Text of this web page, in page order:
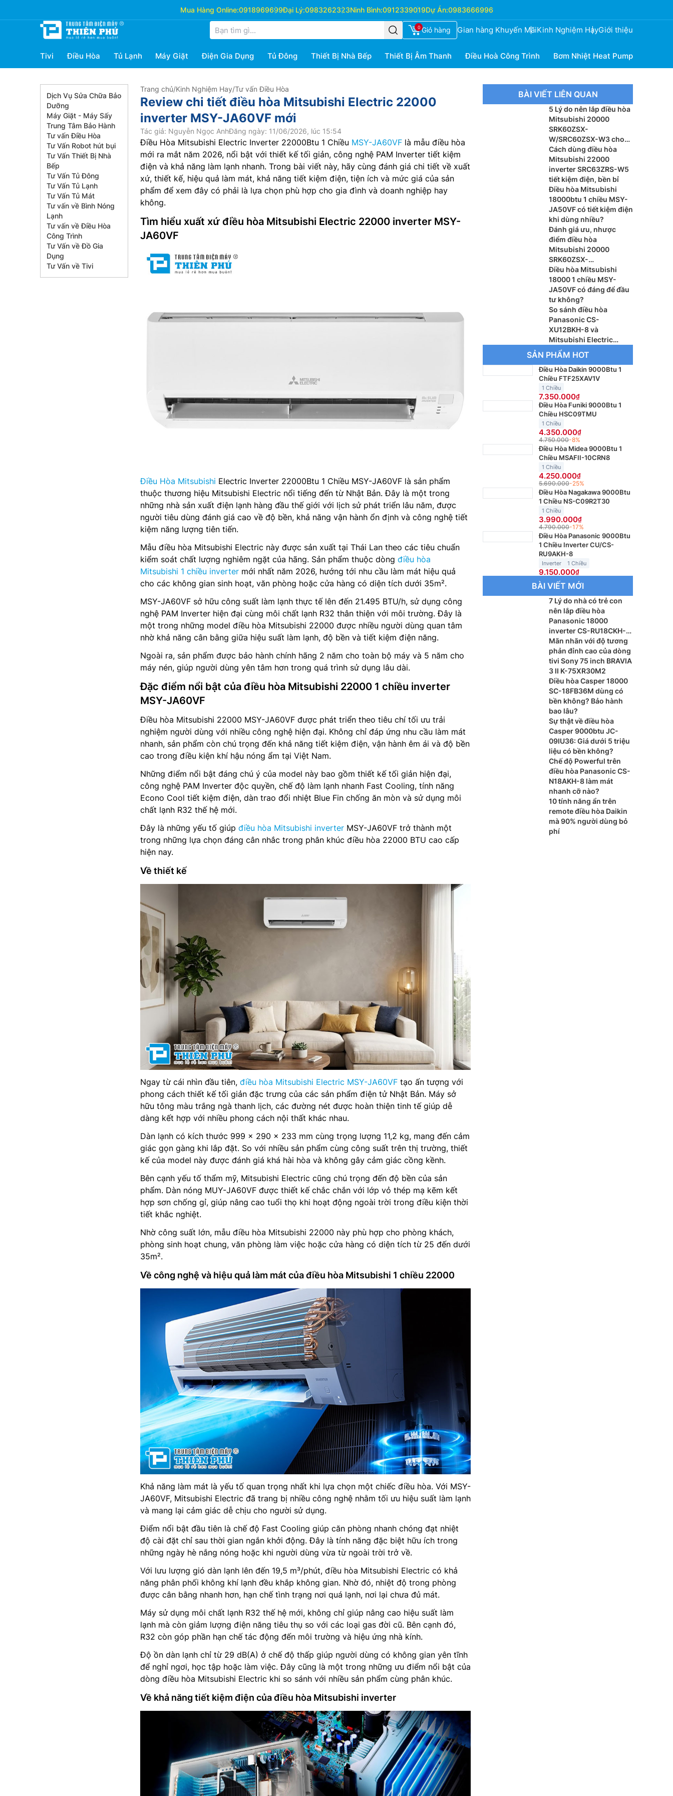
Mua Hàng Online:0918969699Đại Lý:0983262323Ninh Bình:0912339019Dự Án:0983666996
0 Giỏ hàng Gian hàng Khuyến MãiKinh Nghiệm HayGiới thiệu
Tivi Điều Hòa Tủ Lạnh Máy Giặt Điện Gia Dụng Tủ Đông Thiết Bị Nhà Bếp Thiết Bị Âm Thanh Điều Hoà Công Trình Bơm Nhiệt Heat Pump
Dịch Vụ Sửa Chữa Bảo
Dưỡng
Máy Giặt - Máy Sấy
Trung Tâm Bảo Hành
Tư vấn Điều Hòa
Tư Vấn Robot hút bụi
Tư Vấn Thiết Bị Nhà
Bếp
Tư Vấn Tủ Đông
Tư Vấn Tủ Lạnh
Tư Vấn Tủ Mát
Tư vấn về Bình Nóng
Lạnh
Tư vấn về Điều Hòa
Công Trình
Tư Vấn về Đồ Gia
Dụng
Tư Vấn về Tivi
Trang chủ/Kinh Nghiệm Hay/Tư vấn Điều Hòa
Review chi tiết điều hòa Mitsubishi Electric 22000
inverter MSY-JA60VF mới
Tác giả: Nguyễn Ngọc AnhĐăng ngày: 11/06/2026, lúc 15:54
Điều Hòa Mitsubishi Electric Inverter 22000Btu 1 Chiều MSY-JA60VF là mẫu điều hòa
mới ra mắt năm 2026, nổi bật với thiết kế tối giản, công nghệ PAM Inverter tiết kiệm
điện và khả năng làm lạnh nhanh. Trong bài viết này, hãy cùng đánh giá chi tiết về xuất
xứ, thiết kế, hiệu quả làm mát, khả năng tiết kiệm điện, tiện ích và mức giá của sản
phẩm để xem đây có phải là lựa chọn phù hợp cho gia đình và doanh nghiệp hay
không.
Tìm hiểu xuất xứ điều hòa Mitsubishi Electric 22000 inverter MSY-
JA60VF
Điều Hòa Mitsubishi Electric Inverter 22000Btu 1 Chiều MSY-JA60VF là sản phẩm
thuộc thương hiệu Mitsubishi Electric nổi tiếng đến từ Nhật Bản. Đây là một trong
những nhà sản xuất điện lạnh hàng đầu thế giới với lịch sử phát triển lâu năm, được
người tiêu dùng đánh giá cao về độ bền, khả năng vận hành ổn định và công nghệ tiết
kiệm năng lượng tiên tiến.
Mẫu điều hòa Mitsubishi Electric này được sản xuất tại Thái Lan theo các tiêu chuẩn
kiểm soát chất lượng nghiêm ngặt của hãng. Sản phẩm thuộc dòng điều hòa
Mitsubishi 1 chiều inverter mới nhất năm 2026, hướng tới nhu cầu làm mát hiệu quả
cho các không gian sinh hoạt, văn phòng hoặc cửa hàng có diện tích dưới 35m².
MSY-JA60VF sở hữu công suất làm lạnh thực tế lên đến 21.495 BTU/h, sử dụng công
nghệ PAM Inverter hiện đại cùng môi chất lạnh R32 thân thiện với môi trường. Đây là
một trong những model điều hòa Mitsubishi 22000 được nhiều người dùng quan tâm
nhờ khả năng cân bằng giữa hiệu suất làm lạnh, độ bền và tiết kiệm điện năng.
Ngoài ra, sản phẩm được bảo hành chính hãng 2 năm cho toàn bộ máy và 5 năm cho
máy nén, giúp người dùng yên tâm hơn trong quá trình sử dụng lâu dài.
Đặc điểm nổi bật của điều hòa Mitsubishi 22000 1 chiều inverter
MSY-JA60VF
Điều hòa Mitsubishi 22000 MSY-JA60VF được phát triển theo tiêu chí tối ưu trải
nghiệm người dùng với nhiều công nghệ hiện đại. Không chỉ đáp ứng nhu cầu làm mát
nhanh, sản phẩm còn chú trọng đến khả năng tiết kiệm điện, vận hành êm ái và độ bền
cao trong điều kiện khí hậu nóng ẩm tại Việt Nam.
Những điểm nổi bật đáng chú ý của model này bao gồm thiết kế tối giản hiện đại,
công nghệ PAM Inverter độc quyền, chế độ làm lạnh nhanh Fast Cooling, tính năng
Econo Cool tiết kiệm điện, dàn trao đổi nhiệt Blue Fin chống ăn mòn và sử dụng môi
chất lạnh R32 thế hệ mới.
Đây là những yếu tố giúp điều hòa Mitsubishi inverter MSY-JA60VF trở thành một
trong những lựa chọn đáng cân nhắc trong phân khúc điều hòa 22000 BTU cao cấp
hiện nay.
Về thiết kế
Ngay từ cái nhìn đầu tiên, điều hòa Mitsubishi Electric MSY-JA60VF tạo ấn tượng với
phong cách thiết kế tối giản đặc trưng của các sản phẩm điện tử Nhật Bản. Máy sở
hữu tông màu trắng ngà thanh lịch, các đường nét được hoàn thiện tinh tế giúp dễ
dàng kết hợp với nhiều phong cách nội thất khác nhau.
Dàn lạnh có kích thước 999 x 290 x 233 mm cùng trọng lượng 11,2 kg, mang đến cảm
giác gọn gàng khi lắp đặt. So với nhiều sản phẩm cùng công suất trên thị trường, thiết
kế của model này được đánh giá khá hài hòa và không gây cảm giác cồng kềnh.
Bên cạnh yếu tố thẩm mỹ, Mitsubishi Electric cũng chú trọng đến độ bền của sản
phẩm. Dàn nóng MUY-JA60VF được thiết kế chắc chắn với lớp vỏ thép mạ kẽm kết
hợp sơn chống gỉ, giúp nâng cao tuổi thọ khi hoạt động ngoài trời trong điều kiện thời
tiết khắc nghiệt.
Nhờ công suất lớn, mẫu điều hòa Mitsubishi 22000 này phù hợp cho phòng khách,
phòng sinh hoạt chung, văn phòng làm việc hoặc cửa hàng có diện tích từ 25 đến dưới
35m².
Về công nghệ và hiệu quả làm mát của điều hòa Mitsubishi 1 chiều 22000
Khả năng làm mát là yếu tố quan trọng nhất khi lựa chọn một chiếc điều hòa. Với MSY-
JA60VF, Mitsubishi Electric đã trang bị nhiều công nghệ nhằm tối ưu hiệu suất làm lạnh
và mang lại cảm giác dễ chịu cho người sử dụng.
Điểm nổi bật đầu tiên là chế độ Fast Cooling giúp căn phòng nhanh chóng đạt nhiệt
độ cài đặt chỉ sau thời gian ngắn khởi động. Đây là tính năng đặc biệt hữu ích trong
những ngày hè nắng nóng hoặc khi người dùng vừa từ ngoài trời trở về.
Với lưu lượng gió dàn lạnh lên đến 19,5 m³/phút, điều hòa Mitsubishi Electric có khả
năng phân phối không khí lạnh đều khắp không gian. Nhờ đó, nhiệt độ trong phòng
được cân bằng nhanh hơn, hạn chế tình trạng nơi quá lạnh, nơi lại chưa đủ mát.
Máy sử dụng môi chất lạnh R32 thế hệ mới, không chỉ giúp nâng cao hiệu suất làm
lạnh mà còn giảm lượng điện năng tiêu thụ so với các loại gas đời cũ. Bên cạnh đó,
R32 còn góp phần hạn chế tác động đến môi trường và hiệu ứng nhà kính.
Độ ồn dàn lạnh chỉ từ 29 dB(A) ở chế độ thấp giúp người dùng có không gian yên tĩnh
để nghỉ ngơi, học tập hoặc làm việc. Đây cũng là một trong những ưu điểm nổi bật của
dòng điều hòa Mitsubishi Electric khi so sánh với nhiều sản phẩm cùng phân khúc.
Về khả năng tiết kiệm điện của điều hòa Mitsubishi inverter
BÀI VIẾT LIÊN QUAN
5 Lý do nên lắp điều hòa
Mitsubishi 20000
SRK60ZSX-
W/SRC60ZSX-W3 cho
phòng khách
Cách dùng điều hòa
Mitsubishi 22000
inverter SRC63ZRS-W5
tiết kiệm điện, bền bỉ
Điều hòa Mitsubishi
18000btu 1 chiều MSY-
JA50VF có tiết kiệm điện
khi dùng nhiều?
Đánh giá ưu, nhược
điểm điều hòa
Mitsubishi 20000
SRK60ZSX-
W/SRC60ZSX-W3
Điều hòa Mitsubishi
18000 1 chiều MSY-
JA50VF có đáng để đầu
tư không?
So sánh điều hòa
Panasonic CS-
XU12BKH-8 và
Mitsubishi Electric
MSY-JA35VF, máy nào
đáng dùng hơn?
SẢN PHẨM HOT
Điều Hòa Daikin 9000Btu 1
Chiều FTF25XAV1V
1 Chiều
7.350.000
Điều Hòa Funiki 9000Btu 1
Chiều HSC09TMU
1 Chiều
4.350.000
4.750.000-8%
Điều Hòa Midea 9000Btu 1
Chiều MSAFII-10CRN8
1 Chiều
4.250.000
5.690.000-25%
Điều Hòa Nagakawa 9000Btu
1 Chiều NS-C09R2T30
1 Chiều
3.990.000
4.790.000-17%
Điều Hòa Panasonic 9000Btu
1 Chiều Inverter CU/CS-
RU9AKH-8
Inverter 1 Chiều
9.150.000
BÀI VIẾT MỚI
7 Lý do nhà có trẻ con
nên lắp điều hòa
Panasonic 18000
inverter CS-RU18CKH-
8BD
Mãn nhãn với độ tương
phản đỉnh cao của dòng
tivi Sony 75 inch BRAVIA
3 II K-75XR30M2
Điều hòa Casper 18000
SC-18FB36M dùng có
bền không? Bảo hành
bao lâu?
Sự thật về điều hòa
Casper 9000btu JC-
09IU36: Giá dưới 5 triệu
liệu có bền không?
Chế độ Powerful trên
điều hòa Panasonic CS-
N18AKH-8 làm mát
nhanh cỡ nào?
10 tính năng ẩn trên
remote điều hòa Daikin
mà 90% người dùng bỏ
phí